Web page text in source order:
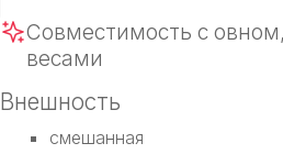
Совместимость с
весами
Внешность
смешанная